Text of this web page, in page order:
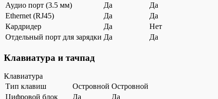
Аудио порт (3.5 мм)
Да
Да
Ethernet (RJ45)
Да
Да
Кардридер
Да
Нет
Отдельный порт для зарядки Да Да
Клавиатура и тачпад
Клавиатура
Тип клавиш
Островной Островной
Цифровой блок
Да
Да